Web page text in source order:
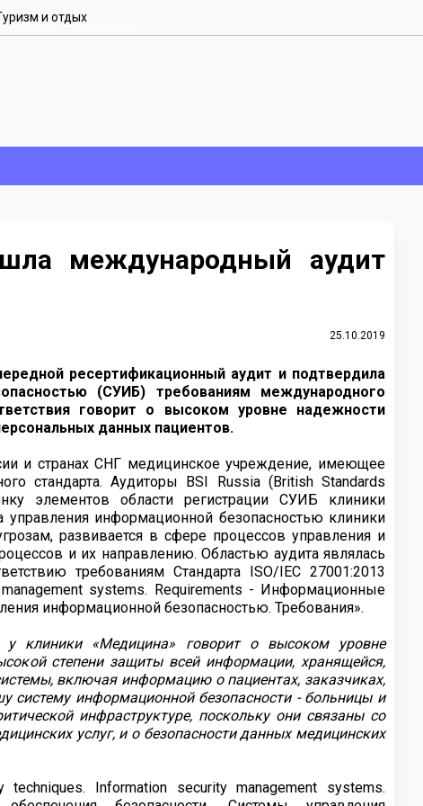
и отдых
международный аудит
25.10.2019
ресертификационный аудит и подтвердила
(СУИБ) требованиям международного
говорит о высоком уровне надежности
данных пациентов.
и странах СНГ медицинское учреждение, имеющее
стандарта. Аудиторы BSI Russia (British Standards
элементов области регистрации СУИБ клиники
управления информационной безопасностью клиники
развивается в сфере процессов управления и
и их направлению. Областью аудита являлась
требованиям Стандарта ISO/IEC 27001:2013
systems. Requirements - Информационные
информационной безопасностью. Требования».
у клиники «Медицина» говорит о высоком уровне
степени защиты всей информации, хранящейся,
включая информацию о пациентах, заказчиках,
систему информационной безопасности - больницы и
инфраструктуре, поскольку они связаны со
услуг, и о безопасности данных медицинских
techniques. Information security management systems.